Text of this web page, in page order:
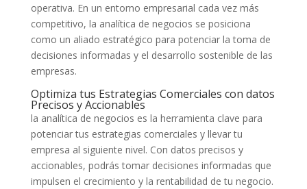
operativa. ⁣En ⁤un ‍entorno empresarial cada vez más
competitivo, la analítica⁢ de ​negocios ⁣se ‍posiciona
como un aliado estratégico para potenciar la toma de
‌decisiones⁤ informadas ⁣y el desarrollo​ sostenible⁤ de ⁢las
‌empresas.
Optimiza tus⁢ Estrategias ‌Comerciales con datos
​Precisos y ‍Accionables
la analítica de negocios es la herramienta ‌clave para
potenciar⁤ tus ⁣estrategias⁣ comerciales y llevar ⁤tu
empresa‍ al siguiente nivel. Con⁢ datos precisos y
⁣accionables, podrás tomar decisiones informadas que‌
impulsen el crecimiento y la rentabilidad de tu negocio.‌